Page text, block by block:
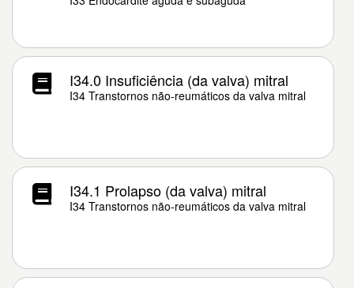
I34.0 Insuficiência (da valva) mitral
I34 Transtornos não-reumáticos da valva mitral
I34.1 Prolapso (da valva) mitral
I34 Transtornos não-reumáticos da valva mitral